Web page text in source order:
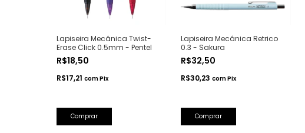
Lapiseira Mecânica Twist-
Erase Click 0.5mm - Pentel
R$18,50
R$17,21 comPix
Comprar
Lapiseira Mecânica Retrico
0.3 - Sakura
R$32,50
R$30,23comPix
Comprar